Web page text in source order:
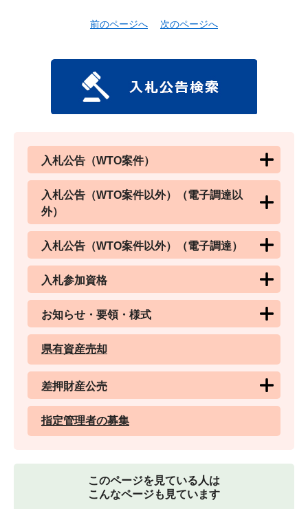
前のページへ 次のページへ
入札公告（WTO案件）
入札公告（WTO案件以外）（電子調達以
外）
入札公告（WTO案件以外）（電子調達）
入札参加資格
お知らせ・要領・様式
県有資産売却
差押財産公売
指定管理者の募集
このページを見ている人は
こんなページも見ています